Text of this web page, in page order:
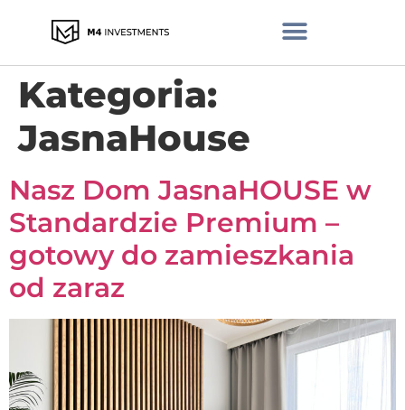
Kategoria:
JasnaHouse
Nasz Dom JasnaHOUSE w
Standardzie Premium –
gotowy do zamieszkania
od zaraz